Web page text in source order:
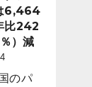
6,464
比242
）減
のパ